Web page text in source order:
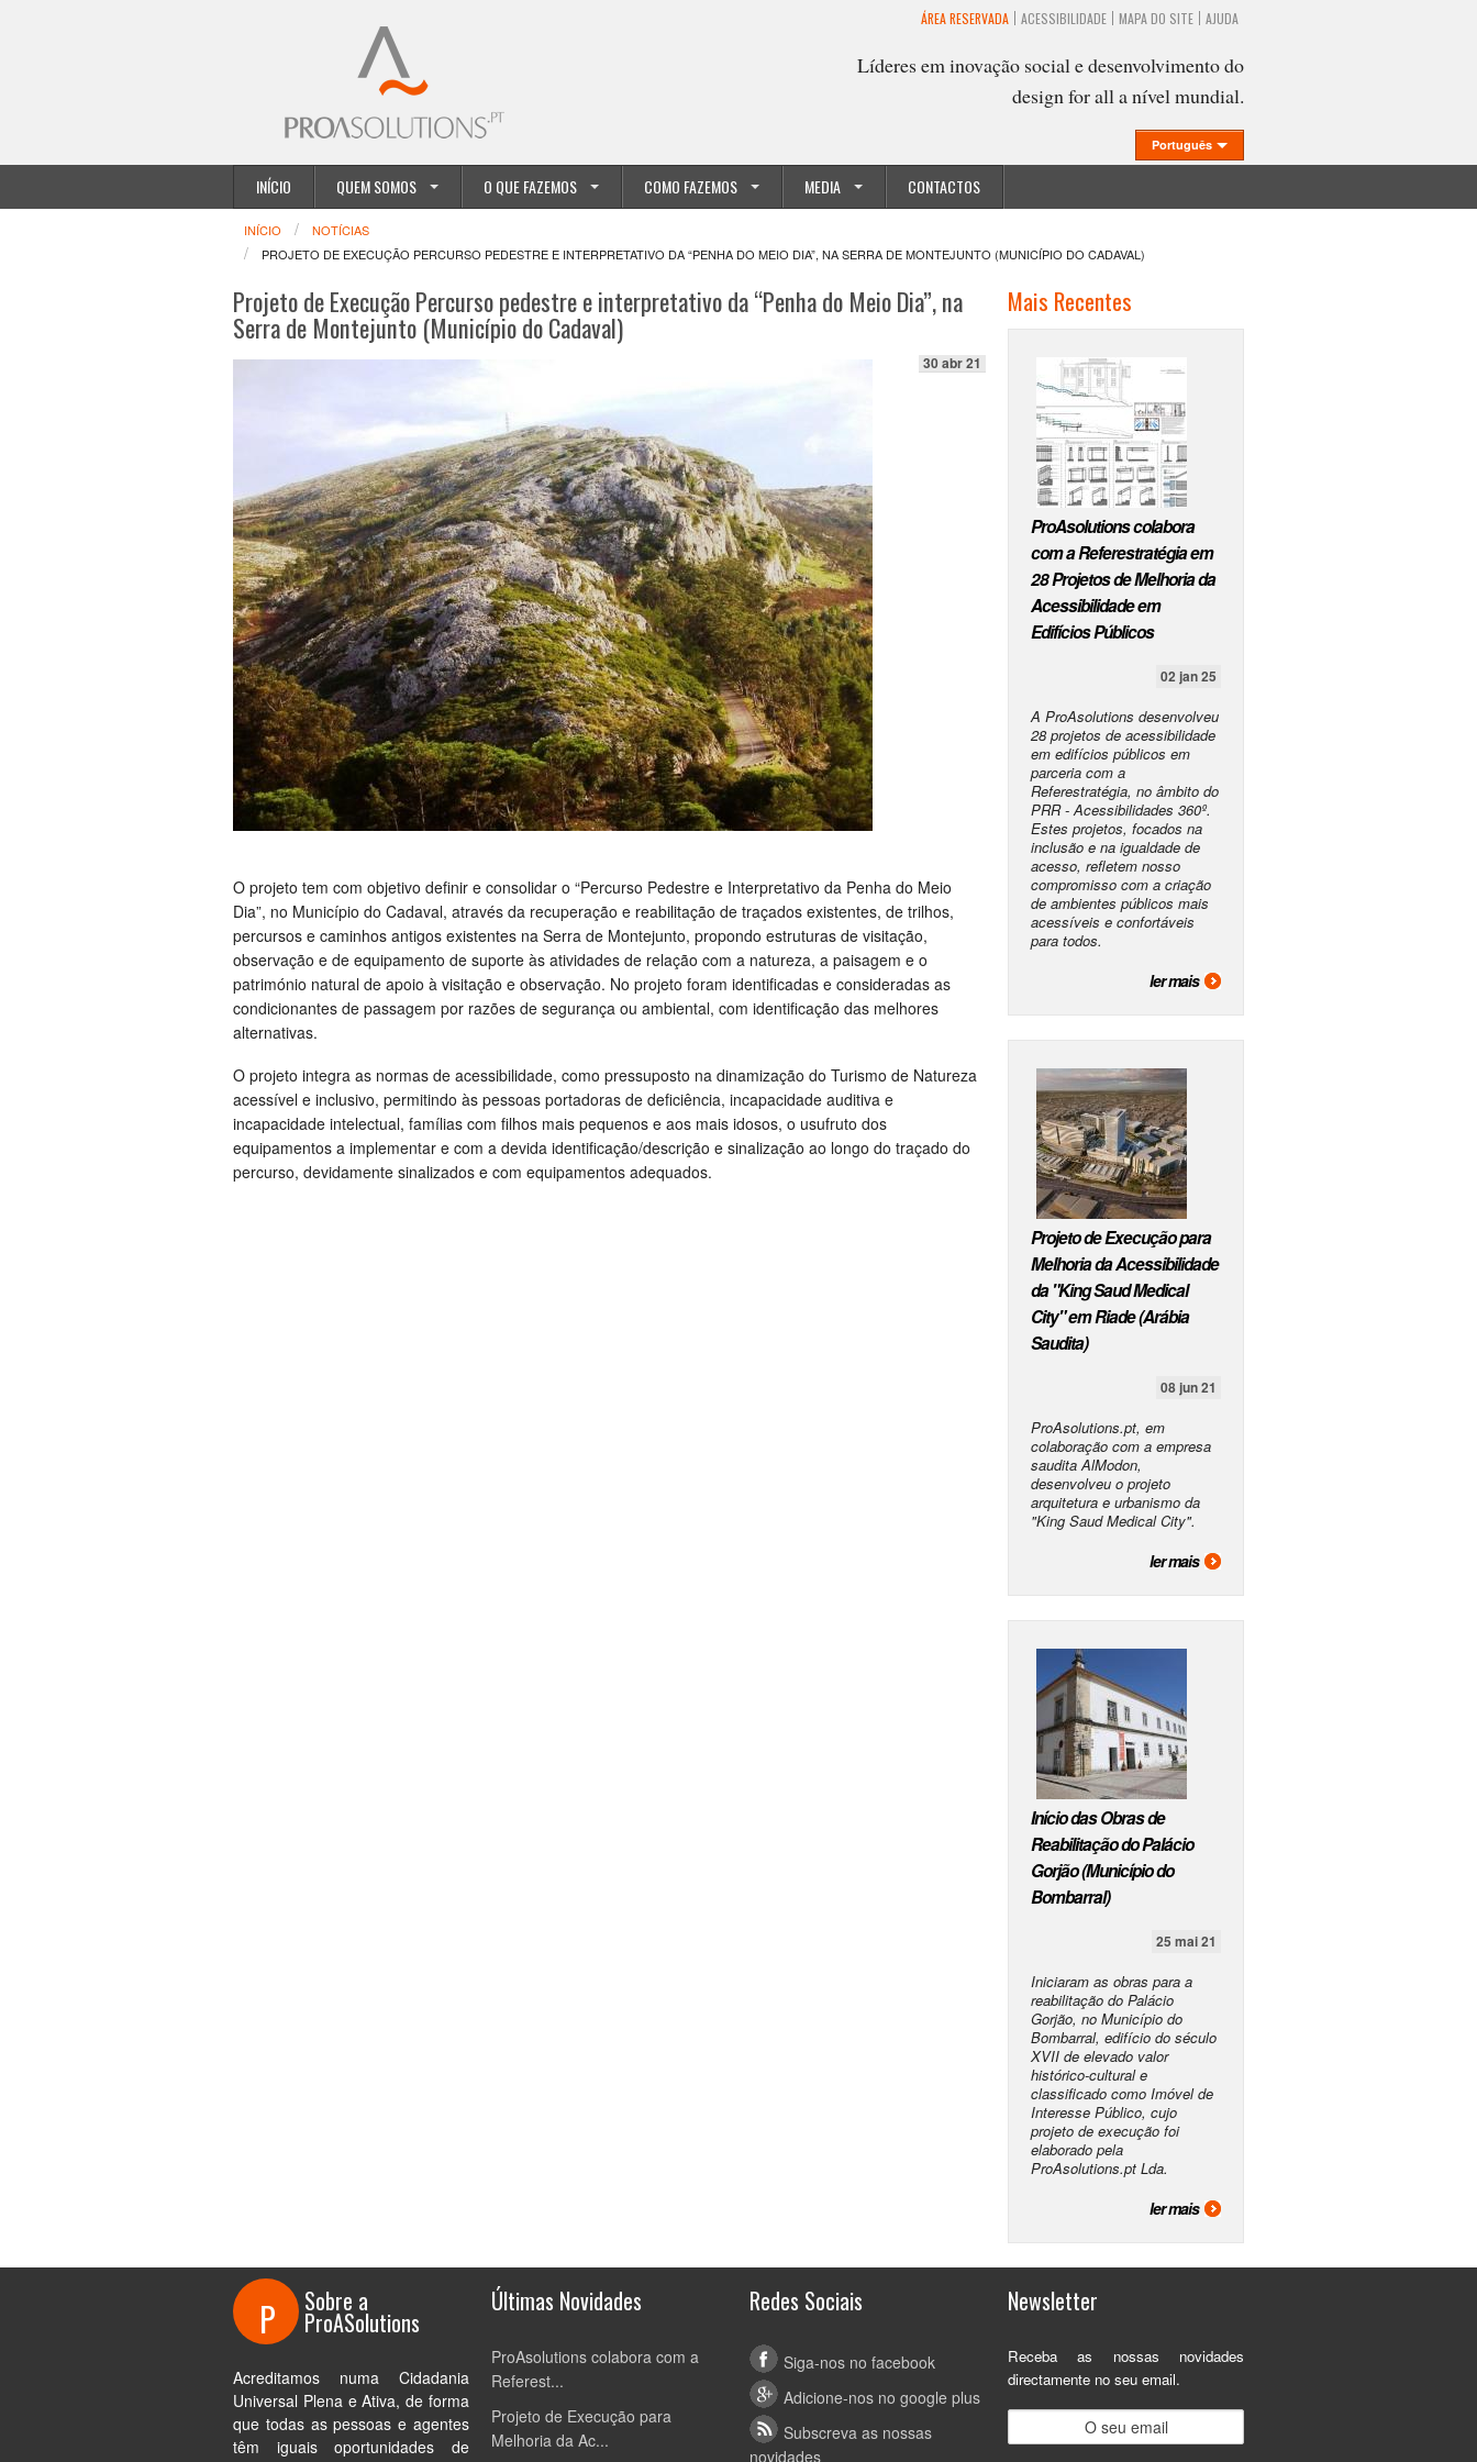
ÁREA RESERVADA ACESSIBILIDADE MAPA DO SITE AJUDA
Líderes em inovação social e desenvolvimento do
design for all a nível mundial.
Português
INÍCIO QUEM SOMOS O QUE FAZEMOS COMO FAZEMOS MEDIA CONTACTOS
INÍCIO
NOTÍCIAS
PROJETO DE EXECUÇÃO PERCURSO PEDESTRE E INTERPRETATIVO DA “PENHA DO MEIO DIA”, NA SERRA DE MONTEJUNTO (MUNICÍPIO DO CADAVAL)
Projeto de Execução Percurso pedestre e interpretativo da “Penha do Meio Dia”, na
Serra de Montejunto (Município do Cadaval)
30 abr 21
O projeto tem com objetivo definir e consolidar o “Percurso Pedestre e Interpretativo da Penha do Meio
Dia”, no Município do Cadaval, através da recuperação e reabilitação de traçados existentes, de trilhos,
percursos e caminhos antigos existentes na Serra de Montejunto, propondo estruturas de visitação,
observação e de equipamento de suporte às atividades de relação com a natureza, a paisagem e o
património natural de apoio à visitação e observação. No projeto foram identificadas e consideradas as
condicionantes de passagem por razões de segurança ou ambiental, com identificação das melhores
alternativas.
O projeto integra as normas de acessibilidade, como pressuposto na dinamização do Turismo de Natureza
acessível e inclusivo, permitindo às pessoas portadoras de deficiência, incapacidade auditiva e
incapacidade intelectual, famílias com filhos mais pequenos e aos mais idosos, o usufruto dos
equipamentos a implementar e com a devida identificação/descrição e sinalização ao longo do traçado do
percurso, devidamente sinalizados e com equipamentos adequados.
Mais Recentes
ProAsolutions colabora
com a Referestratégia em
28 Projetos de Melhoria da
Acessibilidade em
Edifícios Públicos
02 jan 25
A ProAsolutions desenvolveu
28 projetos de acessibilidade
em edifícios públicos em
parceria com a
Referestratégia, no âmbito do
PRR - Acessibilidades 360º.
Estes projetos, focados na
inclusão e na igualdade de
acesso, refletem nosso
compromisso com a criação
de ambientes públicos mais
acessíveis e confortáveis
para todos.
ler mais
Projeto de Execução para
Melhoria da Acessibilidade
da "King Saud Medical
City" em Riade (Arábia
Saudita)
08 jun 21
ProAsolutions.pt, em
colaboração com a empresa
saudita AlModon,
desenvolveu o projeto
arquitetura e urbanismo da
"King Saud Medical City".
ler mais
Início das Obras de
Reabilitação do Palácio
Gorjão (Município do
Bombarral)
25 mai 21
Iniciaram as obras para a
reabilitação do Palácio
Gorjão, no Município do
Bombarral, edifício do século
XVII de elevado valor
histórico-cultural e
classificado como Imóvel de
Interesse Público, cujo
projeto de execução foi
elaborado pela
ProAsolutions.pt Lda.
ler mais
P Sobre a
ProASolutions
Acreditamos numa Cidadania
Universal Plena e Ativa, de forma
que todas as pessoas e agentes
têm iguais oportunidades de
Últimas Novidades
ProAsolutions colabora com a
Referest...
Projeto de Execução para
Melhoria da Ac...
Redes Sociais
Siga-nos no facebook
Adicione-nos no google plus
Subscreva as nossas
novidades
Newsletter
Receba as nossas novidades
directamente no seu email.